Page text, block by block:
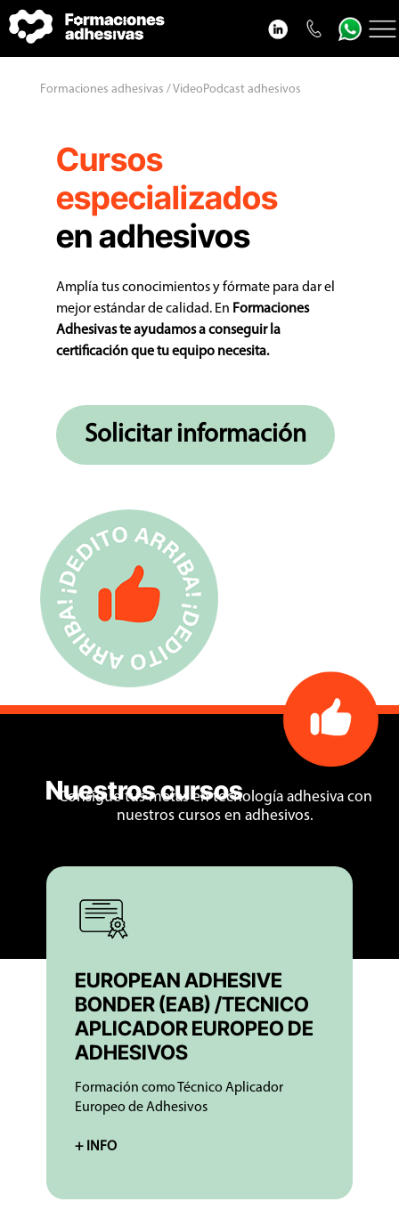
Nosotros
Contacto
Formaciones adhesivas / VideoPodcast adhesivos
Cursos
especializados
en adhesivos
Amplía tus conocimientos y fórmate para dar el
mejor estándar de calidad. En Formaciones
Adhesivaste ayudamos a conseguir la
certificación que tu equipo necesita.
Solicitar información
Nuestros cursos
Consigue tus metas en tecnología adhesiva con
nuestros cursos en adhesivos.
EUROPEAN ADHESIVE
BONDER (EAB) /TECNICO
APLICADOR EUROPEO DE
ADHESIVOS
Formación como Técnico Aplicador
Europeo de Adhesivos
+ INFO